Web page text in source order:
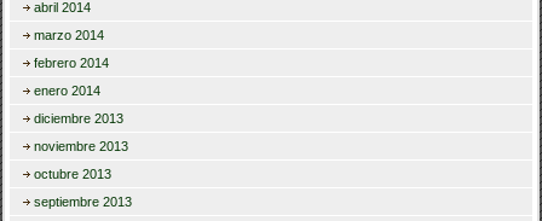
abril 2014
marzo 2014
febrero 2014
enero 2014
diciembre 2013
noviembre 2013
octubre 2013
septiembre 2013